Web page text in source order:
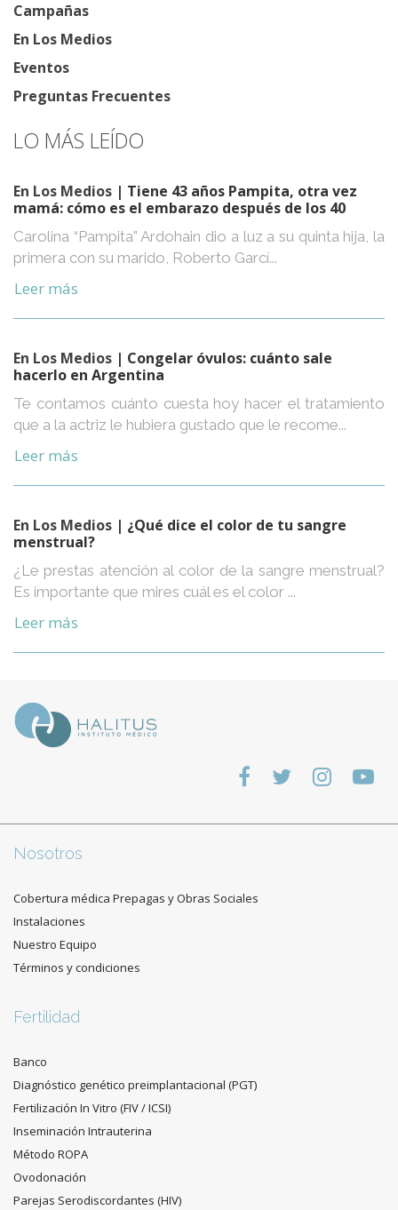
Campañas
En Los Medios
Eventos
Preguntas Frecuentes
LO MÁS LEÍDO
En Los Medios | Tiene 43 años Pampita, otra vez
mamá: cómo es el embarazo después de los 40
Carolina “Pampita” Ardohain dio a luz a su quinta hija, la
primera con su marido, Roberto Garcí...
Leer más
En Los Medios | Congelar óvulos: cuánto sale
hacerlo en Argentina
Te contamos cuánto cuesta hoy hacer el tratamiento
que a la actriz le hubiera gustado que le recome...
Leer más
En Los Medios | ¿Qué dice el color de tu sangre
menstrual?
¿Le prestas atención al color de la sangre menstrual?
Es importante que mires cuál es el color ...
Leer más
Nosotros
Cobertura médica Prepagas y Obras Sociales
Instalaciones
Nuestro Equipo
Términos y condiciones
Fertilidad
Banco
Diagnóstico genético preimplantacional (PGT)
Fertilización In Vitro (FIV / ICSI)
Inseminación Intrauterina
Método ROPA
Ovodonación
Parejas Serodiscordantes (HIV)